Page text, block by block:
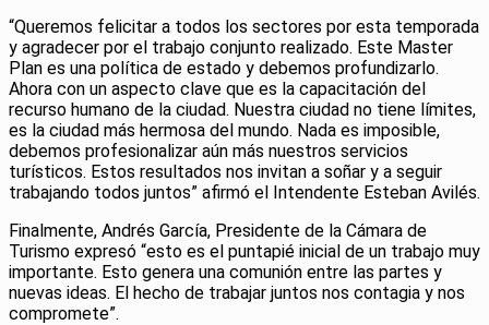
“Queremos felicitar a todos los sectores por esta temporada
y agradecer por el trabajo conjunto realizado. Este Master
Plan es una política de estado y debemos profundizarlo.
Ahora con un aspecto clave que es la capacitación del
recurso humano de la ciudad. Nuestra ciudad no tiene límites,
es la ciudad más hermosa del mundo. Nada es imposible,
debemos profesionalizar aún más nuestros servicios
turísticos. Estos resultados nos invitan a soñar y a seguir
trabajando todos juntos” afirmó el Intendente Esteban Avilés.
Finalmente, Andrés García, Presidente de la Cámara de
Turismo expresó “esto es el puntapié inicial de un trabajo muy
importante. Esto genera una comunión entre las partes y
nuevas ideas. El hecho de trabajar juntos nos contagia y nos
compromete”.